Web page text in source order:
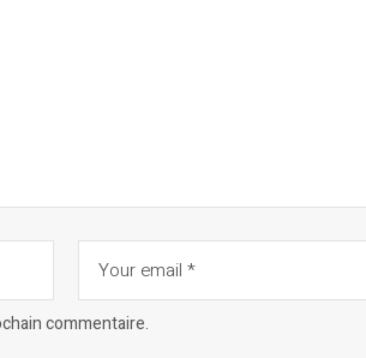
commentaire.